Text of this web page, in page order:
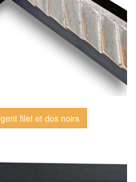
filet et dos noirs